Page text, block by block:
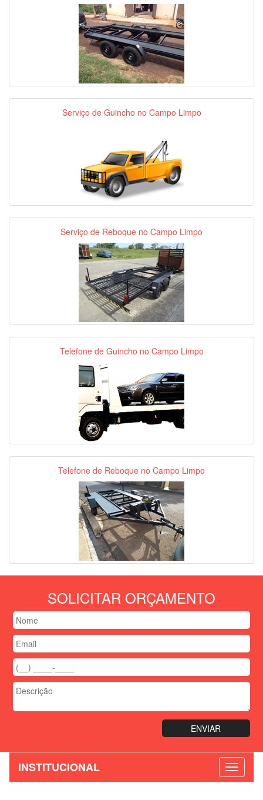
Serviço de Guincho no Campo Limpo
Serviço de Reboque no Campo Limpo
Telefone de Guincho no Campo Limpo
Telefone de Reboque no Campo Limpo
SOLICITAR ORÇAMENTO
INSTITUCIONAL